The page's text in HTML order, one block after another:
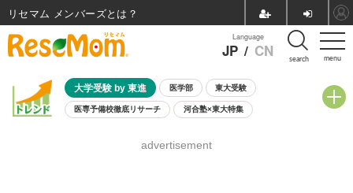
menu
Language
JP / CN search
大学受験 by 東進 医学部 東大受験
医専予備校徹底リサーチ 河合塾×東大特集
8月開催学校説明会・相談会
advertisement
リセマム メンバーズ